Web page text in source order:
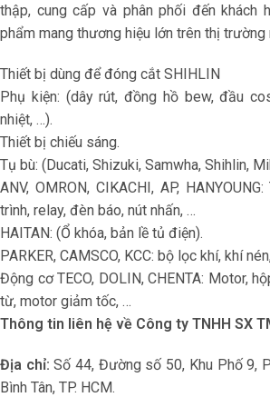
thập, cung cấp và phân phối đến khách
phẩm mang thương hiệu lớn trên thị trường
Thiết bị dùng để đóng cắt SHIHLIN
Phụ kiện: (dây rút, đồng hồ bew, đầu
nhiệt, …).
Thiết bị chiếu sáng.
Tụ bù: (Ducati, Shizuki, Samwha, Shihlin,
ANV, OMRON, CIKACHI, AP,
trình, relay, đèn báo, nút nhấn, …
HAITAN: (Ổ khóa, bản lề tủ điện).
PARKER, CAMSCO, KCC: bộ lọc khí, khí
Động cơ TECO, DOLIN, CHENTA: Motor,
từ, motor giảm tốc, …
Thông tin liên hệ về Công ty TNHH SX
Địa chỉ:Số 44, Đường số 50, Khu Phố 9,
Bình Tân, TP. HCM.